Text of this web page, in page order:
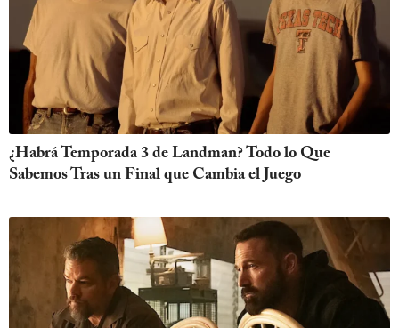
¿Habrá Temporada 3 de Landman? Todo lo Que
Sabemos Tras un Final que Cambia el Juego